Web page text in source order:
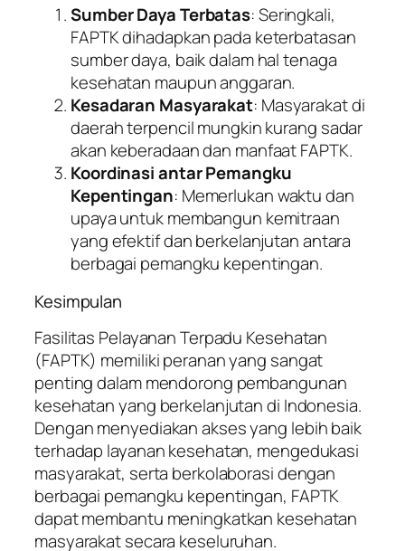
Sumber Daya Terbatas: Seringkali,
FAPTK dihadapkan pada keterbatasan
sumber daya, baik dalam hal tenaga
kesehatan maupun anggaran.
Kesadaran Masyarakat: Masyarakat di
daerah terpencil mungkin kurang sadar
akan keberadaan dan manfaat FAPTK.
Koordinasi antar Pemangku
Kepentingan: Memerlukan waktu dan
upaya untuk membangun kemitraan
yang efektif dan berkelanjutan antara
berbagai pemangku kepentingan.
Kesimpulan
Fasilitas Pelayanan Terpadu Kesehatan
(FAPTK) memiliki peranan yang sangat
penting dalam mendorong pembangunan
kesehatan yang berkelanjutan di Indonesia.
Dengan menyediakan akses yang lebih baik
terhadap layanan kesehatan, mengedukasi
masyarakat, serta berkolaborasi dengan
berbagai pemangku kepentingan, FAPTK
dapat membantu meningkatkan kesehatan
masyarakat secara keseluruhan.